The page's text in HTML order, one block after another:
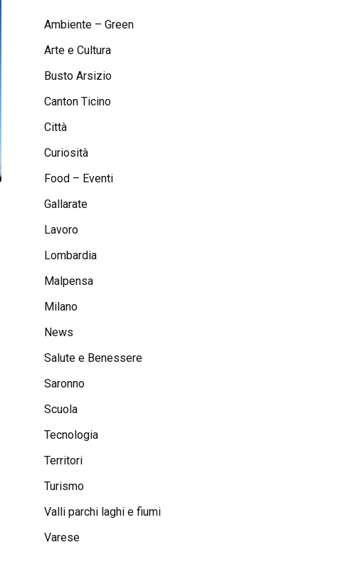
Ambiente – Green
Arte e Cultura
Busto Arsizio
Canton Ticino
Città
Curiosità
Food – Eventi
Gallarate
Lavoro
Lombardia
Malpensa
Milano
News
Salute e Benessere
Saronno
Scuola
Tecnologia
Territori
Turismo
Valli parchi laghi e fiumi
Varese